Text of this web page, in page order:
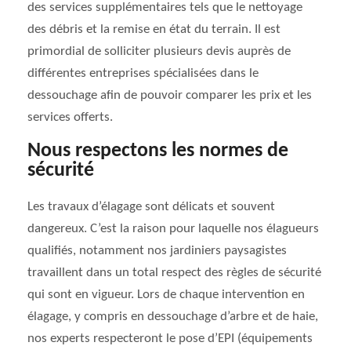
des services supplémentaires tels que le nettoyage
des débris et la remise en état du terrain. Il est
primordial de solliciter plusieurs devis auprès de
différentes entreprises spécialisées dans le
dessouchage afin de pouvoir comparer les prix et les
services offerts.
Nous respectons les normes de
sécurité
Les travaux d’élagage sont délicats et souvent
dangereux. C’est la raison pour laquelle nos élagueurs
qualifiés, notamment nos jardiniers paysagistes
travaillent dans un total respect des règles de sécurité
qui sont en vigueur. Lors de chaque intervention en
élagage, y compris en dessouchage d’arbre et de haie,
nos experts respecteront le pose d’EPI (équipements